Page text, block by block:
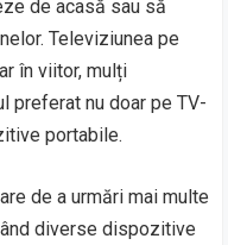
de acasă sau să
Televiziunea pe
în viitor, mulți
preferat nu doar pe TV-
portabile.
de a urmări mai multe
diverse dispozitive